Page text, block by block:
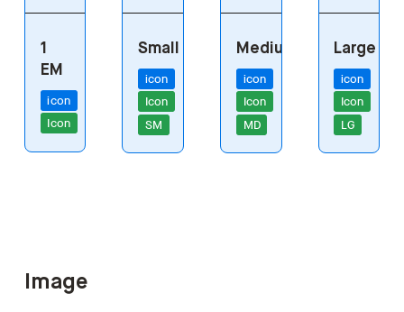
1
EM
icon
Icon
Small
icon
Icon
SM
Medium
icon
Icon
MD
Large
icon
Icon
LG
Image